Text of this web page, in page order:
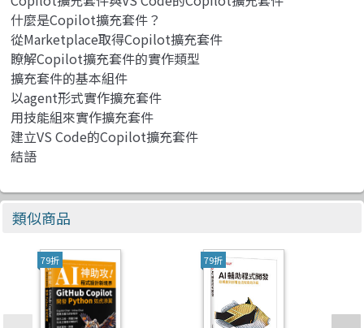
什麼是Copilot擴充套件？
從Marketplace取得Copilot擴充套件
瞭解Copilot擴充套件的實作類型
擴充套件的基本組件
以agent形式實作擴充套件
用技能組來實作擴充套件
建立VS Code的Copilot擴充套件
結語
類似商品
79折 79折